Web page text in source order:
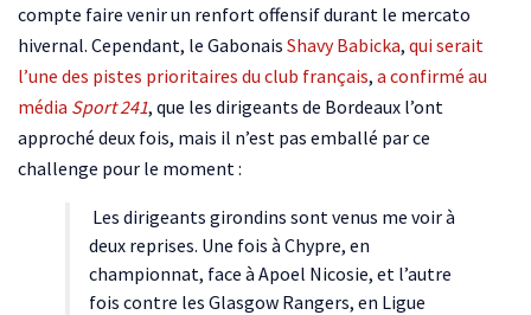
compte faire venir un renfort offensif durant le mercato
hivernal. Cependant, le Gabonais Shavy Babicka, qui serait
l’une des pistes prioritaires du club français, a confirmé au
média Sport 241, que les dirigeants de Bordeaux l’ont
approché deux fois, mais il n’est pas emballé par ce
challenge pour le moment :
Les dirigeants girondins sont venus me voir à
deux reprises. Une fois à Chypre, en
championnat, face à Apoel Nicosie, et l’autre
fois contre les Glasgow Rangers, en Ligue